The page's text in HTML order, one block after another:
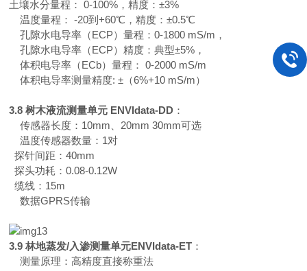
土壤水分量程： 0-100% ，精度：±3%
温度量程： -20到+60℃ ，精度 ：±0.5℃
孔隙水电导率 （ECP）量程 ：0-1800 mS/m ，
孔隙水电导率 （ECP）精度：典型±5% ，
体积电导率 （ECb）量程： 0-2000 mS/m
体积电导率测量精度:± （6%+10 mS/m）
3.8 树木液流测量单元 ENVIdata-DD ：
传感器长度： 10mm 20mm 30mm可选
温度传感器数量 ： 1对
探针间距 ：40mm
探头功耗 ：0.08-0.12W
缆线 ： 15m
数据GPRS传输
3.9 林地蒸发/入渗测量单元ENVIdata-ET ：
测量原理：高精度直接称重法